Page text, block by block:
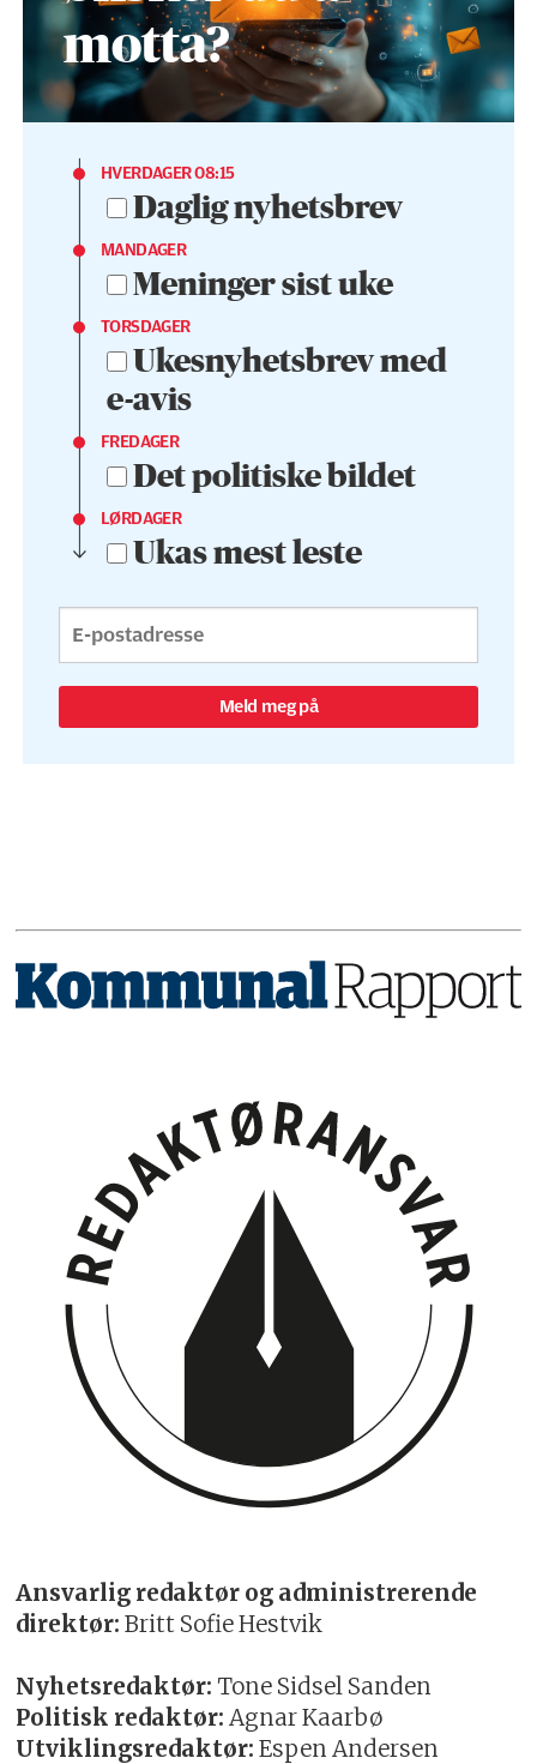
motta?
HVERDAGER 08:15
Daglig nyhetsbrev
MANDAGER
Meninger sist uke
TORSDAGER
Ukesnyhetsbrev med
e-avis
FREDAGER
Det politiske bildet
LØRDAGER
Ukas mest leste
Meld meg på
Ansvarlig redaktør og administrerende
direktør: Britt Sofie Hestvik
Nyhetsredaktør: Tone Sidsel Sanden
Politisk redaktør: Agnar Kaarbø
Utviklingsredaktør: Espen Andersen